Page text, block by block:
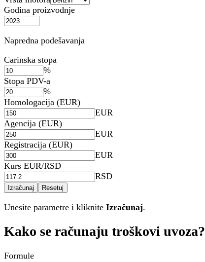
Godina proizvodnje
Napredna podešavanja
Carinska stopa
%
Stopa PDV-a
%
Homologacija (EUR)
EUR
Agencija (EUR)
EUR
Registracija (EUR)
EUR
Kurs EUR/RSD
RSD
Izračunaj Resetuj
Unesite parametre i kliknite Izračunaj.
Kako se računaju troškovi uvoza?
Formule